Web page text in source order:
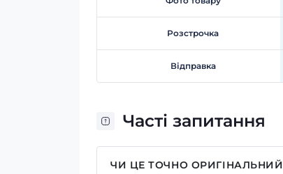
Розстрочка
Відправка
Часті запитання
ЧИ ЦЕ ТОЧНО ОРИГІНАЛЬНИЙ